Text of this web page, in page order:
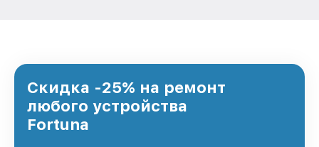
Скидка -25% на ремонт
любого устройства
Fortuna